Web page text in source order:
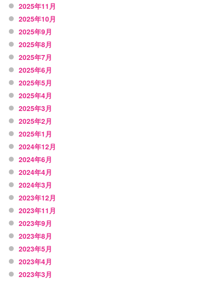
2025年11月
2025年10月
2025年9月
2025年8月
2025年7月
2025年6月
2025年5月
2025年4月
2025年3月
2025年2月
2025年1月
2024年12月
2024年6月
2024年4月
2024年3月
2023年12月
2023年11月
2023年9月
2023年8月
2023年5月
2023年4月
2023年3月